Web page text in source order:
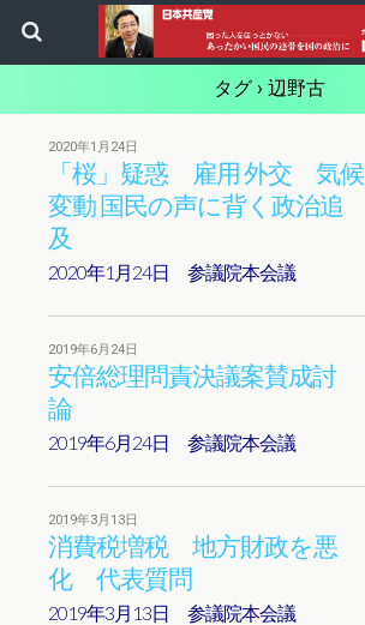
タグ › 辺野古
2020年1月24日
「桜」疑惑 雇用 外交 気候
変動 国民の声に背く政治追
及
2020年1月24日 参議院本会議
2019年6月24日
安倍総理問責決議案賛成討
論
2019年6月24日 参議院本会議
2019年3月13日
消費税増税 地方財政を悪
化 代表質問
2019年3月13日 参議院本会議